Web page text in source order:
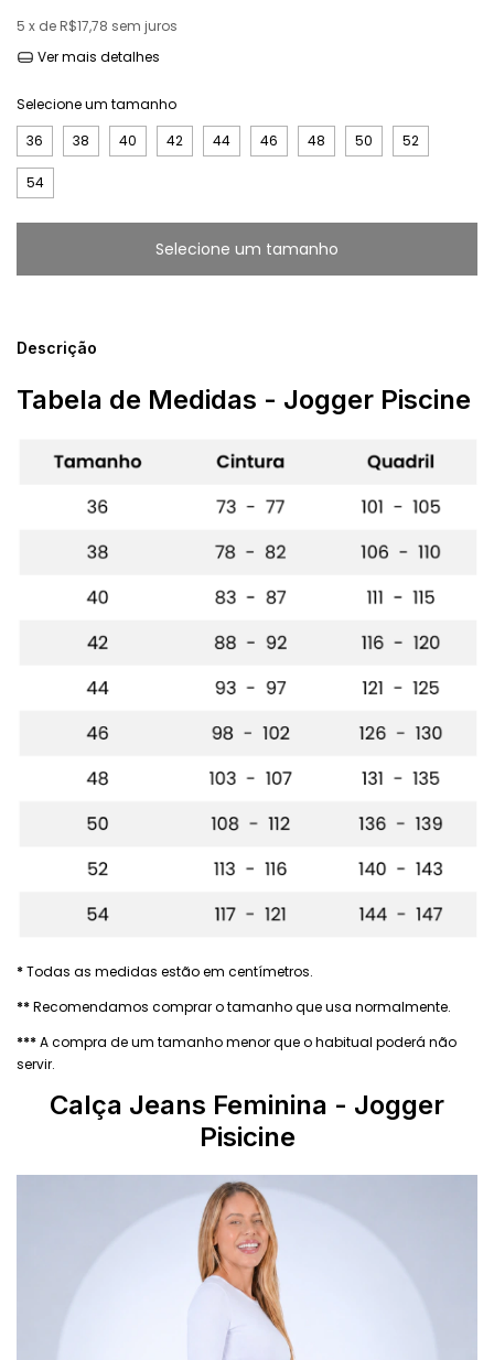
5 x de R$17,78 sem juros
Ver mais detalhes
Selecione um tamanho
36
38 40 42 44 46 48 50 52
54
Descrição
Tabela de Medidas - Jogger Piscine
*Todas as medidas estão em centímetros.
**Recomendamos comprar o tamanho que usa normalmente.
***A compra de um tamanho menor que o habitual poderá não
servir.
Calça Jeans Feminina - Jogger
Pisicine